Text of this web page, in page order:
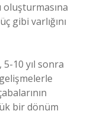
oluşturmasına
gibi varlığını
10 yıl sonra
bir dönüm